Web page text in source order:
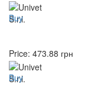
Buy
Price: 473.88 грн
Buy